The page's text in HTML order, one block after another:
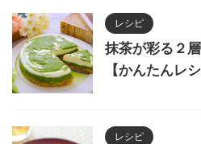
レシピ
抹茶が彩る２
【かんたんレシ
レシピ